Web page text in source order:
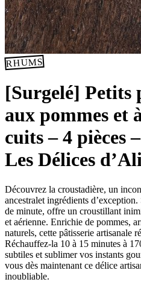
RHUMS
[Surgelé] Petits
aux pommes et
cuits – 4 pièces
Les Délices
Découvrez la croustadière, un
ancestralet ingrédients
de minute, offre un croustillant
et aérienne. Enrichie de pommes,
naturels, cette pâtisserie artisanale
Réchauffez-la 10 à 15 minutes à
subtiles et sublimer vos instants
vous dès maintenant ce délice
inoubliable.